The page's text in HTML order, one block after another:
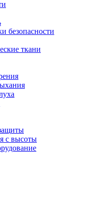
безопасности
ткани
с высоты